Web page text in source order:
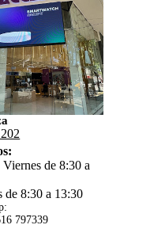
de 8:30 a
de 8:30 a 13:30
797339